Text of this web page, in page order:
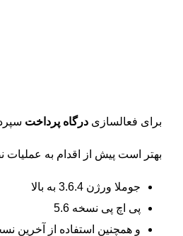
برای فعالسازی درگاه پرداخت
بهتر است پیش از اقدام به عملیات
جوملا ورژن 3.6.4 به بالا
پی اچ پی نسخه 5.6
و همچنین استفاده از آخرین